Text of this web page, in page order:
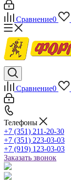
Сравнение0
Сравнение0
Телефоны
+7 (351) 211-20-30
+7 (351) 223-03-03
+7 (919) 123-03-03
Заказать звонок